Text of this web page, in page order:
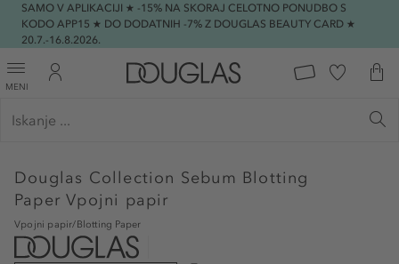
SAMO V APLIKACIJI ★ -15% NA SKORAJ CELOTNO PONUDBO S
KODO APP15 ★ DO DODATNIH -7% Z DOUGLAS BEAUTY CARD ★
20.7.-16.8.2026.
MENI
Douglas Collection Sebum Blotting
Paper Vpojni papir
Vpojni papir/Blotting Paper